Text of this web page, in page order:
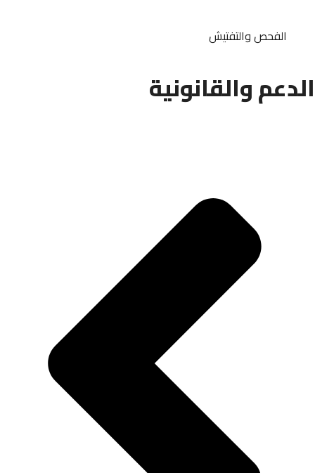
الفحص والتفتيش
الدعم والقانونية